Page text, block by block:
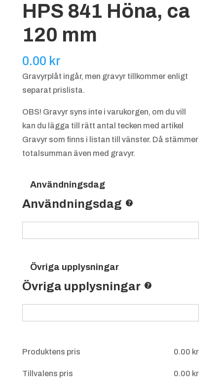
HPS 841 Höna, ca
120 mm
0.00 kr
Gravyrplåt ingår, men gravyr tillkommer enligt
separat prislista.
OBS! Gravyr syns inte i varukorgen, om du vill
kan du lägga till rätt antal tecken med artikel
Gravyr som finns i listan till vänster. Då stämmer
totalsumman även med gravyr.
Användningsdag
Användningsdag
Övriga upplysningar
Övriga upplysningar
Produktens pris 0.00 kr
Tillvalens pris 0.00 kr